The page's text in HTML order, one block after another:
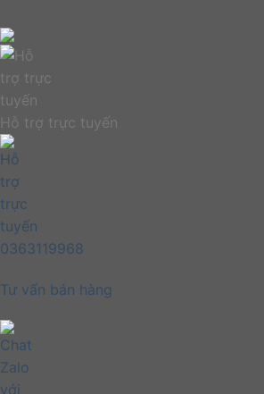
Hỗ trợ trực tuyến
0363119968
Tư vấn bán hàng